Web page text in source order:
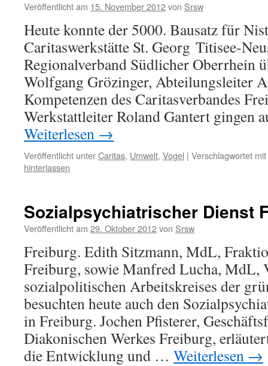
Veröffentlicht am 15. November 2012von Srsw
Heute konnte der 5000. Bausatz für
Caritaswerkstätte St. Georg Titisee-
Regionalverband Südlicher Oberrhein
Wolfgang Grözinger, Abteilungsleiter
Kompetenzen des Caritasverbandes
Werkstattleiter Roland Gantert gingen
Weiterlesen →
Veröffentlicht unterCaritas, Umwelt, Vogel | Verschlagwortet mit
hinterlassen
Sozialpsychiatrischer Dienst
Veröffentlicht am 29. Oktober 2012von Srsw
Freiburg. Edith Sitzmann, MdL,
Freiburg, sowie Manfred Lucha, MdL,
sozialpolitischen Arbeitskreises der
besuchten heute auch den
in Freiburg. Jochen Pfisterer,
Diakonischen Werkes Freiburg,
die Entwicklung und … Weiterlesen →